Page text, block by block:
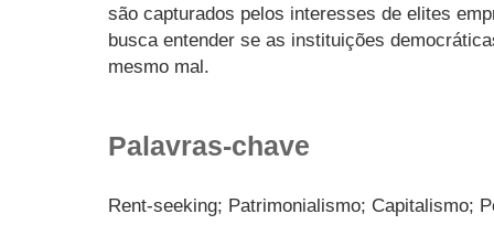
são capturados pelos interesses de elites
busca entender se as instituições
mesmo mal.
Palavras-chave
Rent-seeking; Patrimonialismo; Capitalismo;